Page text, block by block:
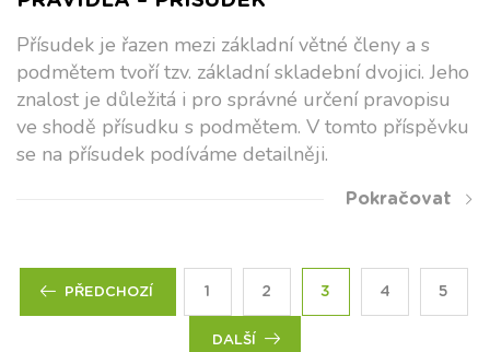
Přísudek je řazen mezi základní větné členy a s
podmětem tvoří tzv. základní skladební dvojici. Jeho
znalost je důležitá i pro správné určení pravopisu
ve shodě přísudku s podmětem. V tomto příspěvku
se na přísudek podíváme detailněji.
Pokračovat
PŘEDCHOZÍ 1 2 3 4 5
DALŠÍ